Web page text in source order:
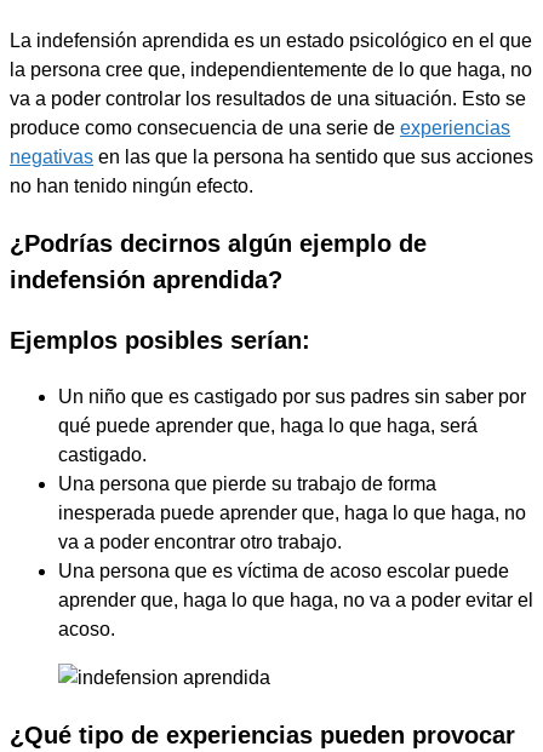
La indefensión aprendida es un estado psicológico en el que
la persona cree que, independientemente de lo que haga, no
va a poder controlar los resultados de una situación. Esto se
produce como consecuencia de una serie de experiencias
negativas en las que la persona ha sentido que sus acciones
no han tenido ningún efecto.
¿Podrías decirnos algún ejemplo de
indefensión aprendida?
Ejemplos posibles serían:
Un niño que es castigado por sus padres sin saber por
qué puede aprender que, haga lo que haga, será
castigado.
Una persona que pierde su trabajo de forma
inesperada puede aprender que, haga lo que haga, no
va a poder encontrar otro trabajo.
Una persona que es víctima de acoso escolar puede
aprender que, haga lo que haga, no va a poder evitar el
acoso.
¿Qué tipo de experiencias pueden provocar